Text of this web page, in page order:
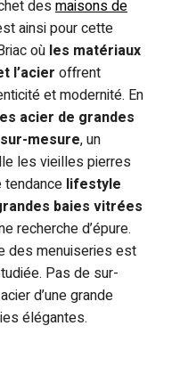
des maisons de
ainsi pour cette
où les matériaux
l’acier offrent
et modernité. En
acier de grandes
mesure, un
les vieilles pierres
tendance lifestyle
baies vitrées
recherche d’épure.
des menuiseries est
Pas de sur-
d’une grande
élégantes.